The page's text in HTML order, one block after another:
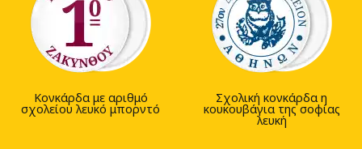
Κονκάρδα με αριθμό
σχολείου λευκό μπορντό
Σχολική κονκάρδα η
κουκουβάγια της σοφίας
λευκή